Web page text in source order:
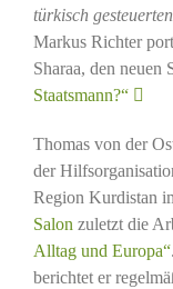
türkisch
Markus Richter
Sharaa, den neuen
Staatsmann?“
Thomas von der
der
Region Kurdistan
Salon zuletzt die
Alltag und Europa“
berichtet er